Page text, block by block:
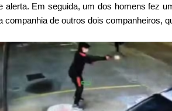
alerta. Em seguida, um dos homens fez
companhia de outros dois companheiros,